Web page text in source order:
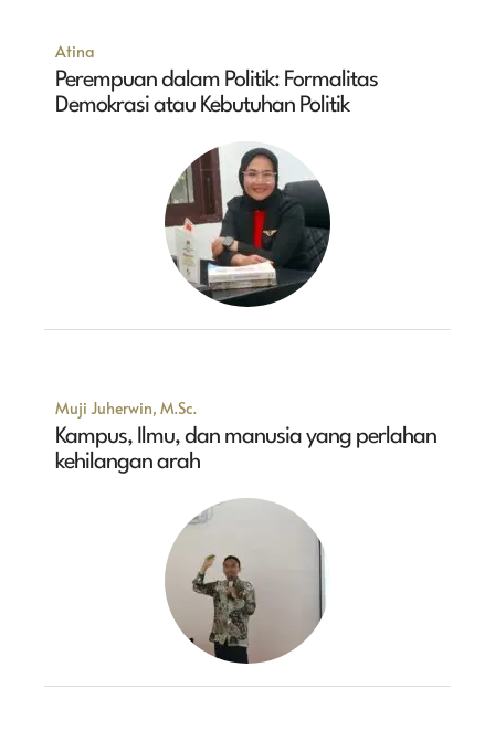
Atina
Perempuan dalam Politik: Formalitas
Demokrasi atau Kebutuhan Politik
Muji Juherwin, M.Sc.
Kampus, Ilmu, dan manusia yang perlahan
kehilangan arah